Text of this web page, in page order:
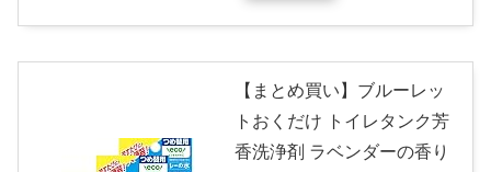
【まとめ買い】ブルーレッ
トおくだけ トイレタンク芳
香洗浄剤 ラベンダーの香り